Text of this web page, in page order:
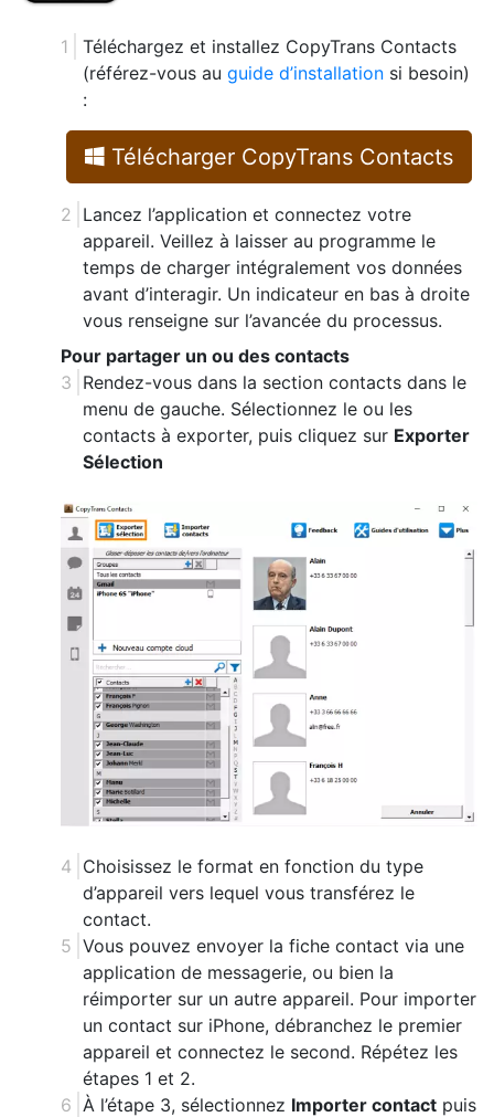
Téléchargez et installez CopyTrans Contacts
(référez-vous au guide d’installation si besoin)
:
Télécharger CopyTrans Contacts
Lancez l’application et connectez votre
appareil. Veillez à laisser au programme le
temps de charger intégralement vos données
avant d’interagir. Un indicateur en bas à droite
vous renseigne sur l’avancée du processus.
Pour partager un ou des contacts
Rendez-vous dans la section contacts dans le
menu de gauche. Sélectionnez le ou les
contacts à exporter, puis cliquez sur Exporter
Sélection
Choisissez le format en fonction du type
d’appareil vers lequel vous transférez le
contact.
Vous pouvez envoyer la fiche contact via une
application de messagerie, ou bien la
réimporter sur un autre appareil. Pour importer
un contact sur iPhone, débranchez le premier
appareil et connectez le second. Répétez les
étapes 1 et 2.
À l’étape 3, sélectionnez Importer contact puis